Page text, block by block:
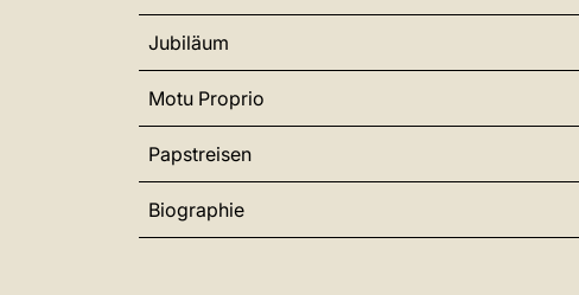
Jubiläum
Motu Proprio
Papstreisen
Biographie